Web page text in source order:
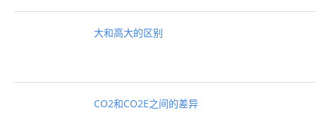
大和高大的区别
CO2和CO2E之间的差异